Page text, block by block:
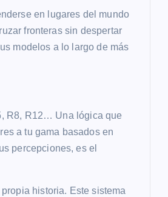
en lugares del mundo
fronteras sin despertar
modelos a lo largo de más
R8, R12… Una lógica que
a tu gama basados en
percepciones, es el
historia. Este sistema